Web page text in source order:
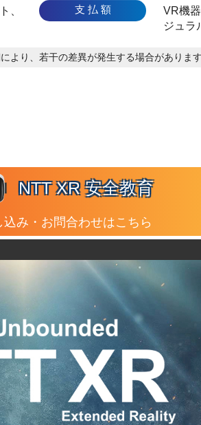
、
支 払 額
VR機
ジュラ
より、若干の差異が発生する場合がありま
NTT XR 安全教育
み・お問合わせはこちら